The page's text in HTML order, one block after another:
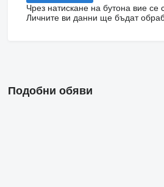
Чрез натискане на бутона вие се
Личните ви данни ще бъдат
Подобни обяви